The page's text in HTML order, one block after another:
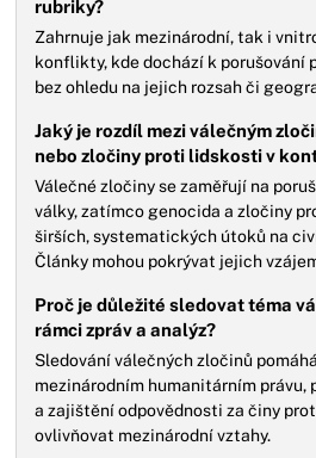
rubriky?
Zahrnuje jak mezinárodní, tak i
konflikty, kde dochází k porušování
bez ohledu na jejich rozsah či
Jaký je rozdíl mezi válečným
nebo zločiny proti lidskosti v
Válečné zločiny se zaměřují na
války, zatímco genocida a zločiny
širších, systematických útoků na
Články mohou pokrývat jejich
Proč je důležité sledovat téma
rámci zpráv a analýz?
Sledování válečných zločinů
mezinárodním humanitárním právu,
a zajištění odpovědnosti za činy
ovlivňovat mezinárodní vztahy.